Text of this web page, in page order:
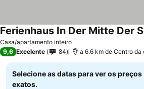
Casa/apartamento inteiro
Ferienhaus In Der Mitte Der
9,6 Excelente 84 a 6.6 km de Centro da
Selecione as datas para ver os preços
exatos.